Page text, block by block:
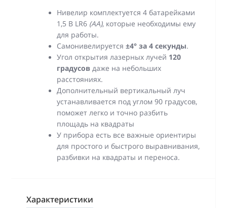
Нивелир комплектуется 4 батарейками
1,5 В LR6 (AA), которые необходимы ему
для работы.
Самонивелируется±4° за 4 секунды.
Угол открытия лазерных лучей 120
градусов даже на небольших
расстояниях.
Дополнительный вертикальный луч
устанавливается под углом 90 градусов,
поможет легко и точно разбить
площадь на квадраты
У прибора есть все важные ориентиры
для простого и быстрого выравнивания,
разбивки на квадраты и переноса.
Характеристики